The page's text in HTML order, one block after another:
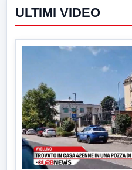
ULTIMI VIDEO